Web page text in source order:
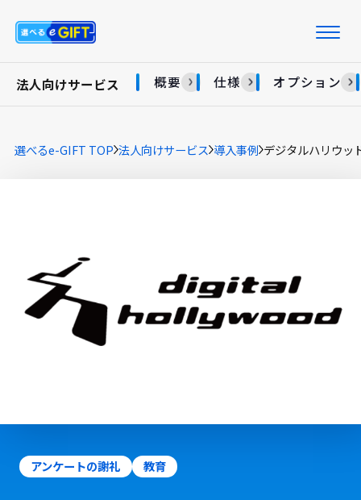
法人向けサービス 概要 仕様 オプション
選べるe-GIFT TOP 法人向けサービス 導入事例 デジタルハリウッ
アンケートの謝礼 教育